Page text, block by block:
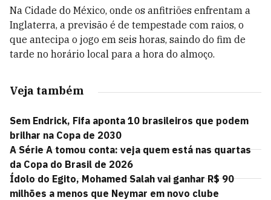
Na Cidade do México, onde os anfitriões enfrentam a
Inglaterra, a previsão é de tempestade com raios, o
que antecipa o jogo em seis horas, saindo do fim de
tarde no horário local para a hora do almoço.
Veja também
Sem Endrick, Fifa aponta 10 brasileiros que podem
brilhar na Copa de 2030
A Série A tomou conta: veja quem está nas quartas
da Copa do Brasil de 2026
Ídolo do Egito, Mohamed Salah vai ganhar R$ 90
milhões a menos que Neymar em novo clube